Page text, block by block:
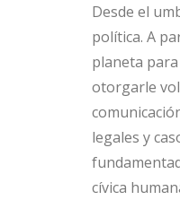
Desde el
política. A
planeta
otorgarle
legales y
cívica